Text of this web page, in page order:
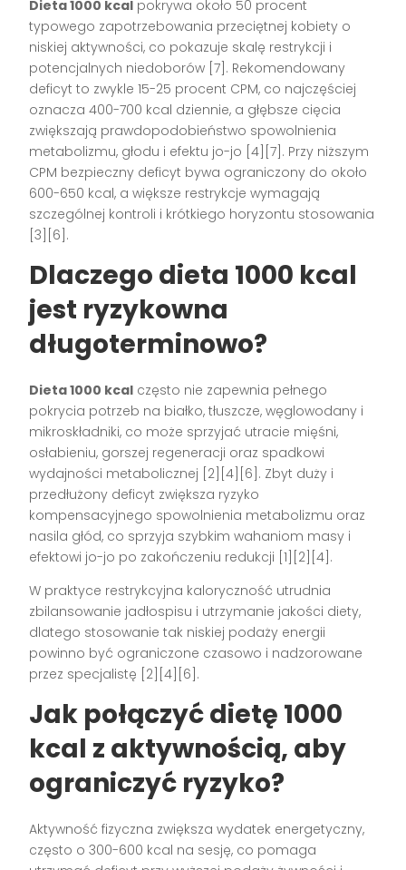
Dieta 1000 kcal pokrywa około 50 procent
typowego zapotrzebowania przeciętnej kobiety o
niskiej aktywności, co pokazuje skalę restrykcji i
potencjalnych niedoborów [7]. Rekomendowany
deficyt to zwykle 15-25 procent CPM, co najczęściej
oznacza 400-700 kcal dziennie, a głębsze cięcia
zwiększają prawdopodobieństwo spowolnienia
metabolizmu, głodu i efektu jo-jo [4][7]. Przy niższym
CPM bezpieczny deficyt bywa ograniczony do około
600-650 kcal, a większe restrykcje wymagają
szczególnej kontroli i krótkiego horyzontu stosowania
[3][6].
Dlaczego dieta 1000 kcal
jest ryzykowna
długoterminowo?
Dieta 1000 kcal często nie zapewnia pełnego
pokrycia potrzeb na białko, tłuszcze, węglowodany i
mikroskładniki, co może sprzyjać utracie mięśni,
osłabieniu, gorszej regeneracji oraz spadkowi
wydajności metabolicznej [2][4][6]. Zbyt duży i
przedłużony deficyt zwiększa ryzyko
kompensacyjnego spowolnienia metabolizmu oraz
nasila głód, co sprzyja szybkim wahaniom masy i
efektowi jo-jo po zakończeniu redukcji [1][2][4].
W praktyce restrykcyjna kaloryczność utrudnia
zbilansowanie jadłospisu i utrzymanie jakości diety,
dlatego stosowanie tak niskiej podaży energii
powinno być ograniczone czasowo i nadzorowane
przez specjalistę [2][4][6].
Jak połączyć dietę 1000
kcal z aktywnością, aby
ograniczyć ryzyko?
Aktywność fizyczna zwiększa wydatek energetyczny,
często o 300-600 kcal na sesję, co pomaga